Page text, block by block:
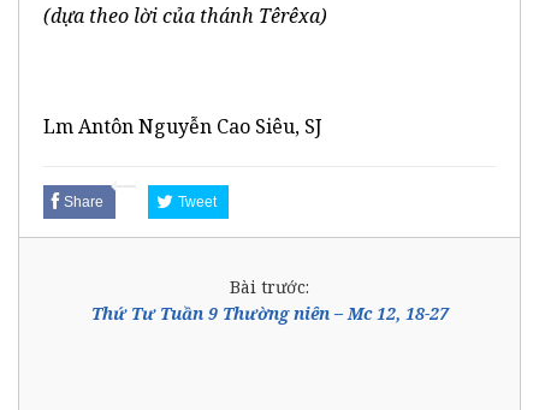
(dựa theo lời của thánh Têrêxa)
Lm Antôn Nguyễn Cao Siêu, SJ
Share Tweet
Bài trước:
Thứ Tư Tuần 9 Thường niên – Mc 12, 18-27